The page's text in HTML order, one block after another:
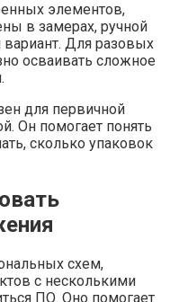
элементов,
в замерах, ручной
Для разовых
осваивать сложное
для первичной
Он помогает понять
сколько упаковок
схем,
с несколькими
ПО. Оно помогает